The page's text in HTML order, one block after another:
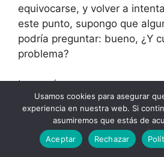
equivocarse, y volver a
este punto, supongo que
podría preguntar: bueno, ¿Y
problema?
Leer más
Categorías
Autoliderazgo
Etiquetas
círculo virtuoso,
Usamos cookies para asegurar
experiencia en nuestra web. Si
asumiremos que estás de
Aceptar
Rechazar